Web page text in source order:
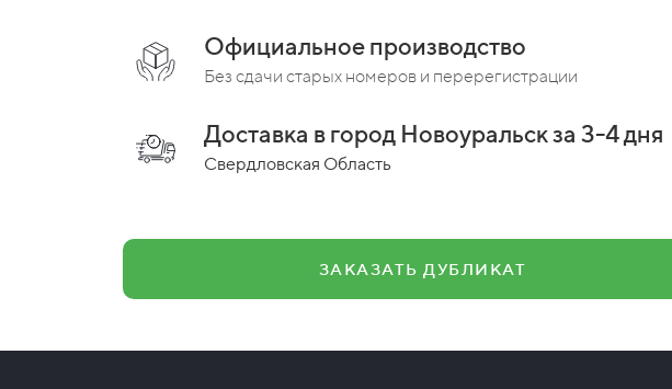
Официальное производство
Без сдачи старых номеров и перерегистрации
Доставка в город Новоуральск за 3-4 дня
Свердловская Область
ЗАКАЗАТЬ ДУБЛИКАТ